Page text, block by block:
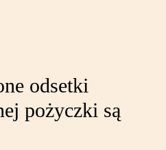
odsetki
pożyczki są